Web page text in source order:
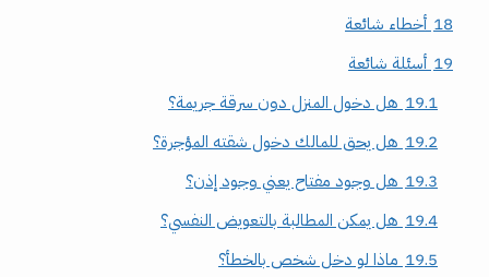
18 أخطاء شائعة
19 أسئلة شائعة
19.1 هل دخول المنزل دون سرقة جريمة؟
19.2 هل يحق للمالك دخول شقته المؤجرة؟
19.3 هل وجود مفتاح يعني وجود إذن؟
19.4 هل يمكن المطالبة بالتعويض النفسي؟
19.5 ماذا لو دخل شخص بالخطأ؟